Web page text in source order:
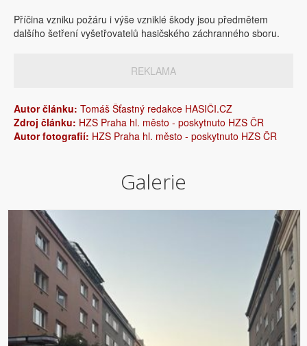
Příčina vzniku požáru i výše vzniklé škody jsou předmětem
dalšího šetření vyšetřovatelů hasičského záchranného sboru.
REKLAMA
Autor článku: Tomáš Šťastný redakce HASIČI.CZ
Zdroj článku: HZS Praha hl. město - poskytnuto HZS ČR
Autor fotografií: HZS Praha hl. město - poskytnuto HZS ČR
Galerie